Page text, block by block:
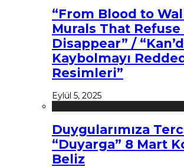
“From Blood to
Murals That Refuse
Disappear” /
Kaybolmayı
Resimleri”
Eylül 5, 2025
Duygularımıza
“Duyarga” 8 Mart
Beliz